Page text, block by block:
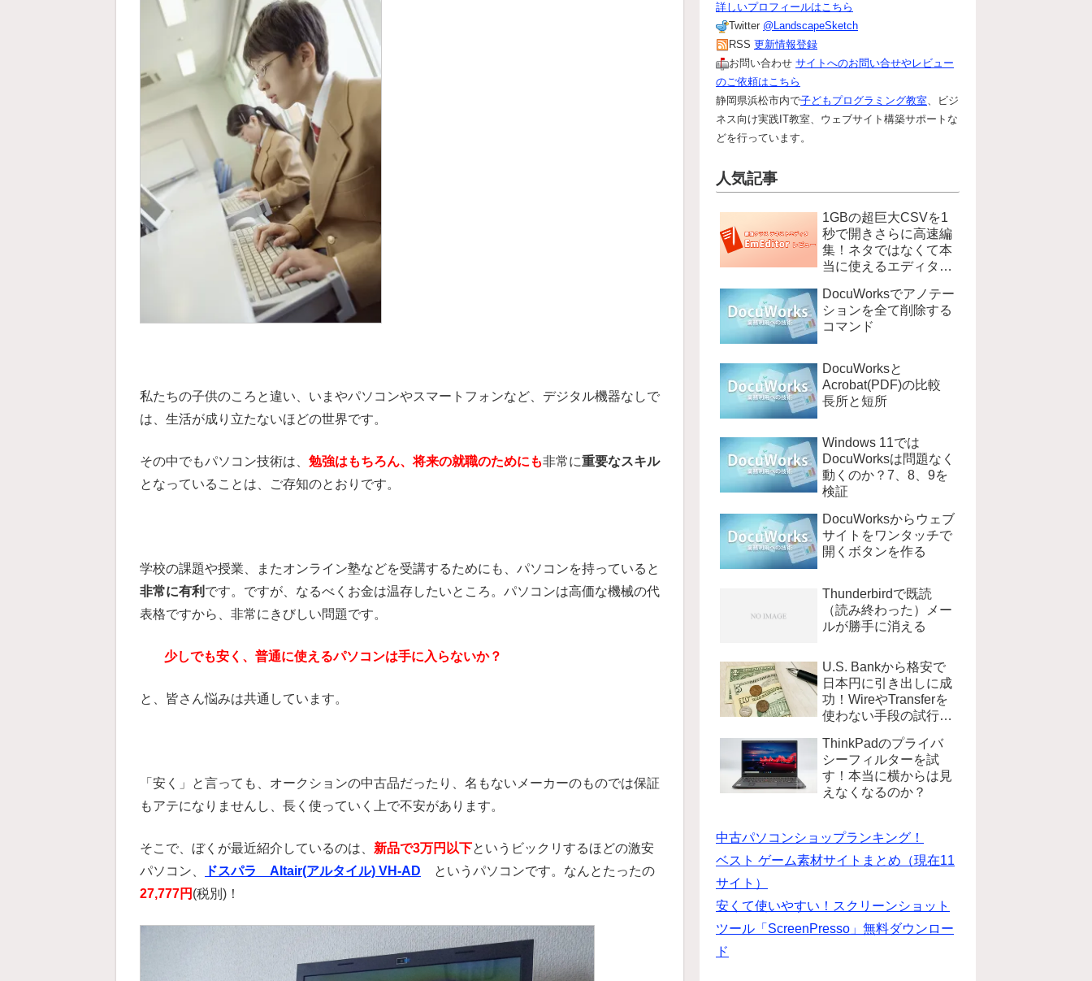
私たちの子供のころと違い、いまやパソコンやスマートフォンなど、デジタル機器なしで
は、生活が成り立たないほどの世界です。
その中でもパソコン技術は、 勉強はもちろん、将来の就職のためにも非常に重要なスキル
となっていることは、ご存知のとおりです。
学校の課題や授業、またオンライン塾などを受講するためにも、パソコンを持っていると
非常に有利 です。ですが、なるべくお金は温存したいところ。パソコンは高価な機械の代
表格ですから、非常にきびしい問題です。
少しでも安く、普通に使えるパソコンは手に入らないか？
と、皆さん悩みは共通しています。
「安く」と言っても、オークションの中古品だったり、名もないメーカーのものでは保証
もアテになりませんし、長く使っていく上で不安があります。
そこで、ぼくが最近紹介しているのは、 新品で3万円以下というビックリするほどの激安
パソコン、
ドスパラ Altair(アルタイル) VH-AD というパソコンです。なんとたったの
27,777円 (税別)！
詳しいプロフィールはこちら
Twitter @LandscapeSketch
RSS 更新情報登録
お問い合わせ サイトへのお問い合せやレビュー
のご依頼はこちら
静岡県浜松市内で子どもプログラミング教室、ビジ
ネス向け実践IT教室、ウェブサイト構築サポートな
どを行っています。
人気記事
1GBの超巨大CSVを1
秒で開きさらに高速編
集！ネタではなくて本
当に使えるエディタ
DocuWorksでアノテー
ションを全て削除する
コマンド
DocuWorksと
Acrobat(PDF)の比較
長所と短所
Windows 11では
DocuWorksは問題なく
動くのか？7、8、9を
検証
DocuWorksからウェブ
サイトをワンタッチで
開くボタンを作る
Thunderbirdで既読
（読み終わった）メー
ルが勝手に消える
U.S. Bankから格安で
日本円に引き出しに成
功！WireやTransferを
使わない手段の試行錯
ThinkPadのプライバ
シーフィルターを試
す！本当に横からは見
えなくなるのか？
中古パソコンショップランキング！
ベスト ゲーム素材サイトまとめ（現在11
サイト）
安くて使いやすい！スクリーンショット
ツール「ScreenPresso」無料ダウンロー
ド